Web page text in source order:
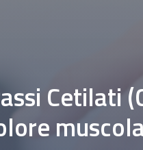
Cetilati